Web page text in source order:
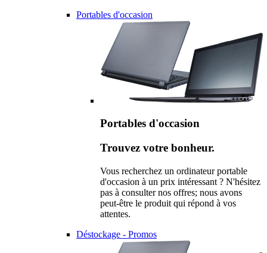
Portables d'occasion
Portables d'occasion
Trouvez votre bonheur.
Vous recherchez un ordinateur portable
d'occasion à un prix intéressant ? N'hésitez
pas à consulter nos offres; nous avons
peut-être le produit qui répond à vos
attentes.
Déstockage - Promos